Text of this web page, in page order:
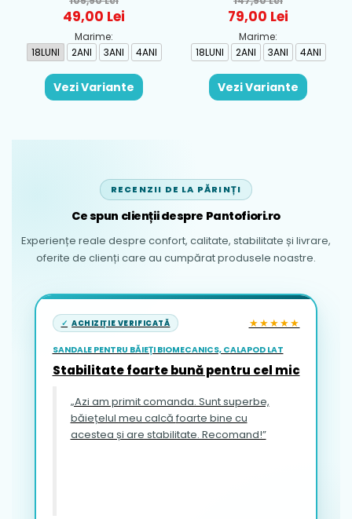
piele ecologică cu o lavetă umedă și puțin
săpun neutru.
Talpa exterioară se poate curăța folosind o
perie moale și apă călduță.
Nu spălați pantofii la mașina de spălat rufe
razele solare puternice.
Rosu - 1930-069
49,00 Lei
Marime:
18LUNI
2ANI 3ANI 4ANI
Vezi Variante
Albastru - 1665-31
79,00 Lei
Marime:
18LUNI
2ANI 3ANI 4ANI
Vezi Variante
RECENZII DE LA PĂRINȚI
Ce spun clienții despre Pantofiori.ro
Experiențe reale despre confort, calitate, stabilitate și livrare,
oferite de clienți care au cumpărat produsele noastre.
ACHIZIȚIE VERIFICATĂ ★★★★★
SANDALE PENTRU BĂIEȚI BIOMECANICS, CALAPOD LAT
Stabilitate foarte bună pentru cel mic
„Azi am primit comanda. Sunt superbe,
băiețelul meu calcă foarte bine cu
acestea și are stabilitate. Recomand!”